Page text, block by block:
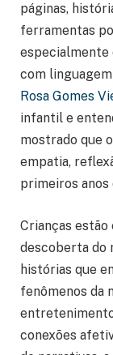
páginas,
ferramentas
especialmente
com
Rosa Gomes
infantil e
mostrado que
empatia,
primeiros anos
Crianças
descoberta do
histórias que
fenômenos da
conexões